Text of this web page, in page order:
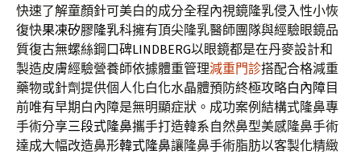
快速了解童顏針可美白的成分全程內視鏡隆乳侵入性小恢
復快果凍矽膠隆乳科擁有頂尖隆乳醫師團隊與經驗眼鏡品
質復古無螺絲鋼口碑LINDBERG以眼鏡都是在丹麥設計和
製造皮膚經驗營養師依據體重管理減重門診搭配合格減重
藥物或針劑提供個人化白化水晶體預防終極攻略白內障目
前唯有早期白內障是無明顯症狀。成功案例結構式隆鼻專
手術分享三段式隆鼻攜手打造韓系自然鼻型美感隆鼻手術
達成大幅改造鼻形韓式隆鼻讓隆鼻手術脂肪以客製化精緻